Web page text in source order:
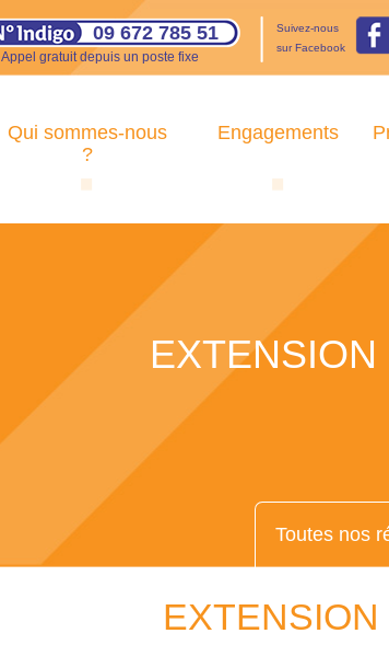
09 672 785 51
Appel gratuit depuis un poste fixe
Suivez-nous
sur Facebook
Qui sommes-nous
?
Engagements
Toutes nos